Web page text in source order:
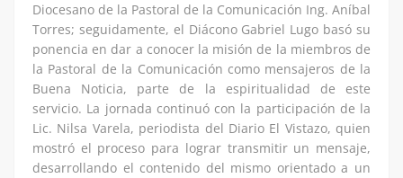
Diocesano de la Pastoral de la Comunicación Ing. Aníbal
Torres; seguidamente, el Diácono Gabriel Lugo basó su
ponencia en dar a conocer la misión de la miembros de
la Pastoral de la Comunicación como mensajeros de la
Buena Noticia, parte de la espiritualidad de este
servicio. La jornada continuó con la participación de la
Lic. Nilsa Varela, periodista del Diario El Vistazo, quien
mostró el proceso para lograr transmitir un mensaje,
desarrollando el contenido del mismo orientado a un